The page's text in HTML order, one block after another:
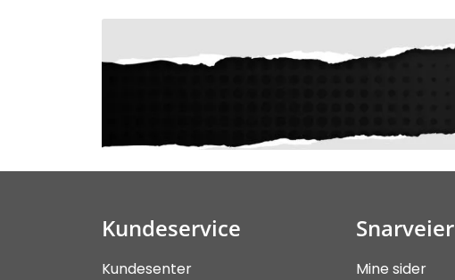
Kundeservice
Kundesenter
Snarveier
Mine sider